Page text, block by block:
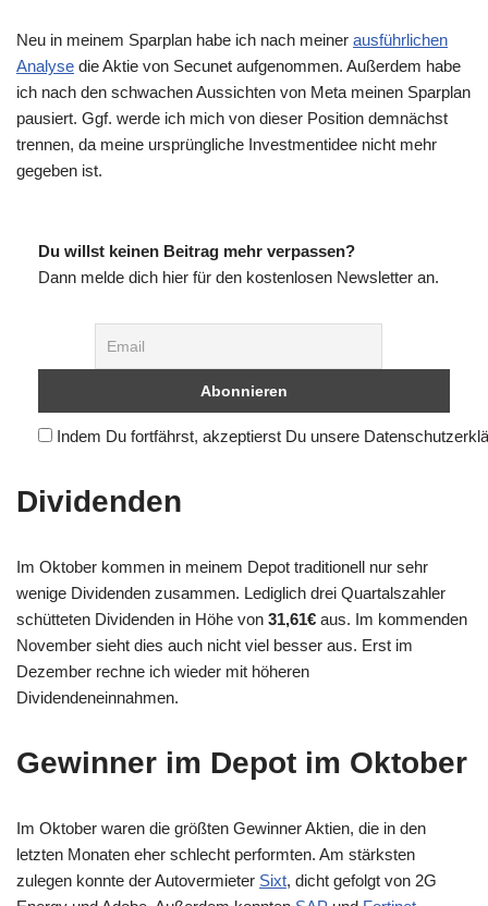
Neu in meinem Sparplan habe ich nach meiner ausführlichen
Analyse die Aktie von Secunet aufgenommen. Außerdem habe
ich nach den schwachen Aussichten von Meta meinen Sparplan
pausiert. Ggf. werde ich mich von dieser Position demnächst
trennen, da meine ursprüngliche Investmentidee nicht mehr
gegeben ist.
Du willst keinen Beitrag mehr verpassen?
Dann melde dich hier für den kostenlosen Newsletter an.
Indem Du fortfährst, akzeptierst Du unsere
Dividenden
Im Oktober kommen in meinem Depot traditionell nur sehr
wenige Dividenden zusammen. Lediglich drei Quartalszahler
schütteten Dividenden in Höhe von 31,61€ aus. Im kommenden
November sieht dies auch nicht viel besser aus. Erst im
Dezember rechne ich wieder mit höheren
Dividendeneinnahmen.
Gewinner im Depot im Oktober
Im Oktober waren die größten Gewinner Aktien, die in den
letzten Monaten eher schlecht performten. Am stärksten
zulegen konnte der Autovermieter Sixt, dicht gefolgt von 2G